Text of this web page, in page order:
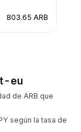
803.65 ARB
eu
de ARB que
según la tasa de